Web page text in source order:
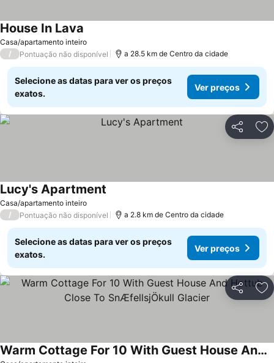
Casa/apartamento inteiro
House In Lava
/ Pontuação não disponível a 28.5 km de Centro da cidade
Selecione as datas para ver os preços
exatos.
Ver preços
Partilhar
Casa/apartamento inteiro
Lucy's Apartment
/ Pontuação não disponível a 2.8 km de Centro da cidade
Selecione as datas para ver os preços
exatos.
Ver preços
Partilhar
Warm Cottage For 10 With Guest House And Hottub Close To SnÆfellsjÖkull Glacier